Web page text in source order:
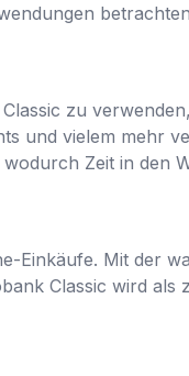
zu
und vielem mehr
Zeit in den
Einkäufe. Mit der
Classic wird